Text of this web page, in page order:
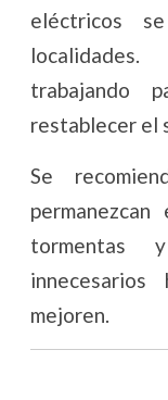
eléctricos
trabajando
restablecer el
Se
tormentas
mejoren.